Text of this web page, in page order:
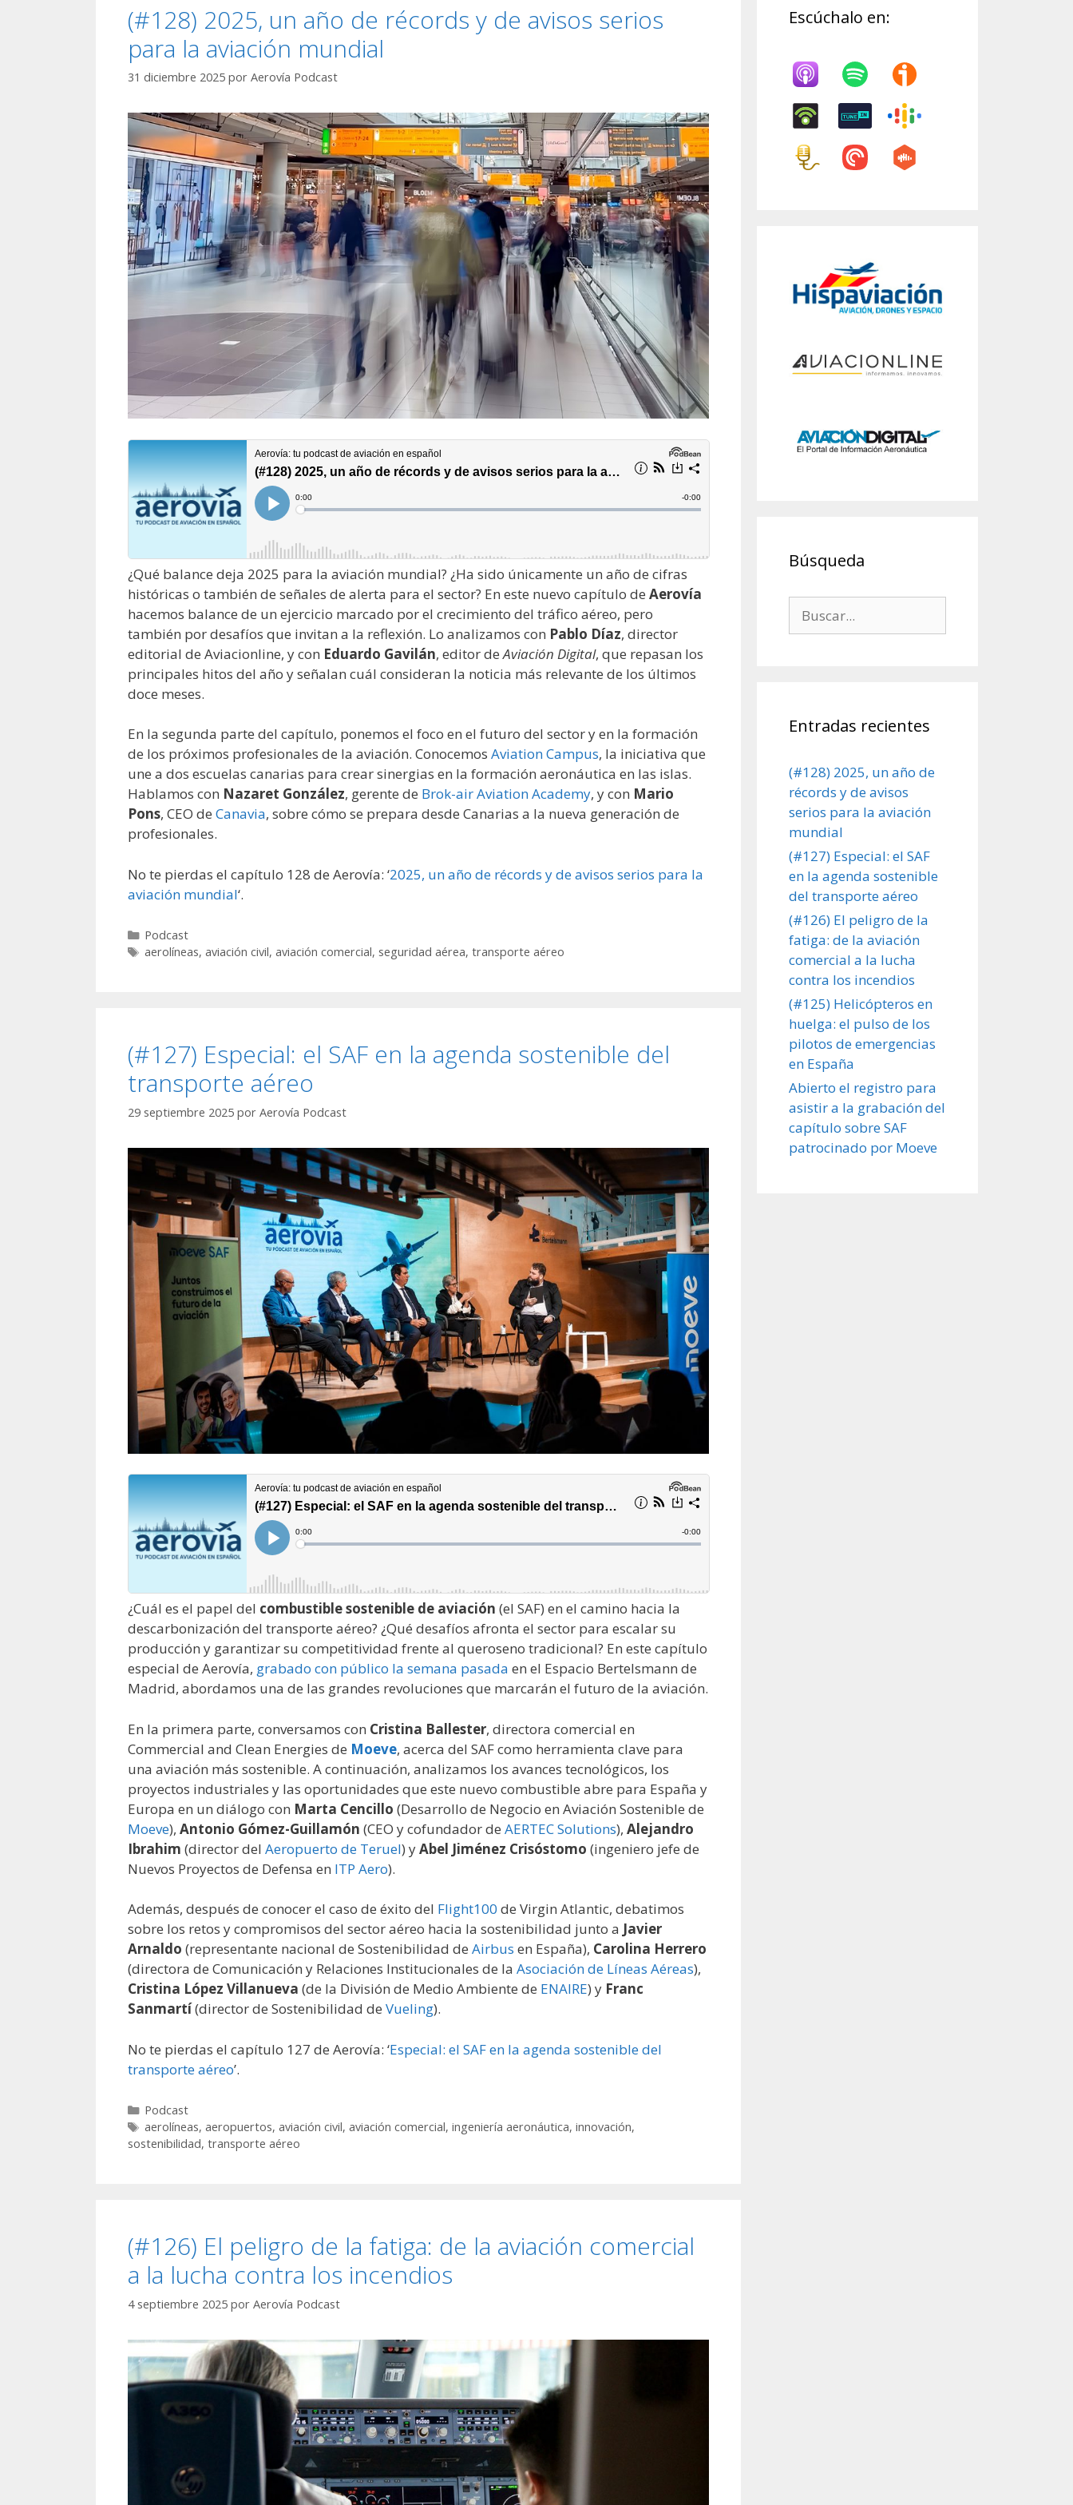
(#128) 2025, un año de récords y de avisos serios
para la aviación mundial
31 diciembre 2025 por Aerovía Podcast
¿Qué balance deja 2025 para la aviación mundial? ¿Ha sido únicamente un año de cifras
históricas o también de señales de alerta para el sector? En este nuevo capítulo de Aerovía
hacemos balance de un ejercicio marcado por el crecimiento del tráfico aéreo, pero
también por desafíos que invitan a la reflexión. Lo analizamos con Pablo Díaz, director
editorial de Aviacionline, y con Eduardo Gavilán, editor deAviación Digital, que repasan los
principales hitos del año y señalan cuál consideran la noticia más relevante de los últimos
doce meses.
En la segunda parte del capítulo, ponemos el foco en el futuro del sector y en la formación
de los próximos profesionales de la aviación. Conocemos Aviation Campus, la iniciativa que
une a dos escuelas canarias para crear sinergias en la formación aeronáutica en las islas.
Hablamos con Nazaret González, gerente de Brok-air Aviation Academy, y con Mario
Pons, CEO de Canavia, sobre cómo se prepara desde Canarias a la nueva generación de
profesionales.
No te pierdas el capítulo 128 de Aerovía: ‘2025, un año de récords y de avisos serios para la
aviación mundial‘.
Categorías
Podcast
Etiquetas
aerolíneas,aviación civil,aviación comercial, seguridad aérea,transporte aéreo
(#127) Especial: el SAF en la agenda sostenible del
transporte aéreo
29 septiembre 2025 por Aerovía Podcast
¿Cuál es el papel del combustible sostenible de aviación (el SAF) en el camino hacia la
descarbonización del transporte aéreo? ¿Qué desafíos afronta el sector para escalar su
producción y garantizar su competitividad frente al queroseno tradicional? En este capítulo
especial de Aerovía, grabado con público la semana pasada en el Espacio Bertelsmann de
Madrid, abordamos una de las grandes revoluciones que marcarán el futuro de la aviación.
En la primera parte, conversamos con Cristina Ballester, directora comercial en
Commercial and Clean Energies de Moeve, acerca del SAF como herramienta clave para
una aviación más sostenible. A continuación, analizamos los avances tecnológicos, los
proyectos industriales y las oportunidades que este nuevo combustible abre para España y
Europa en un diálogo con Marta Cencillo (Desarrollo de Negocio en Aviación Sostenible de
Moeve), Antonio Gómez-Guillamón (CEO y cofundador de AERTEC Solutions), Alejandro
Ibrahim (director del Aeropuerto de Teruel) yAbel Jiménez Crisóstomo (ingeniero jefe de
Nuevos Proyectos de Defensa en ITP Aero).
Además, después de conocer el caso de éxito del Flight100 de Virgin Atlantic, debatimos
sobre los retos y compromisos del sector aéreo hacia la sostenibilidad junto a Javier
Arnaldo (representante nacional de Sostenibilidad de Airbus en España), Carolina Herrero
(directora de Comunicación y Relaciones Institucionales de la Asociación de Líneas Aéreas),
Cristina López Villanueva (de la División de Medio Ambiente de ENAIRE) y Franc
Sanmartí(director de Sostenibilidad de Vueling).
No te pierdas el capítulo 127 de Aerovía: ‘Especial: el SAF en la agenda sostenible del
transporte aéreo’.
Categorías
Podcast
Etiquetas
aerolíneas,aeropuertos,aviación civil,aviación comercial,ingeniería aeronáutica,innovación,
sostenibilidad, transporte aéreo
(#126) El peligro de la fatiga: de la aviación comercial
a la lucha contra los incendios
4 septiembre 2025 por Aerovía Podcast
Escúchalo en:
Búsqueda
Entradas recientes
(#128) 2025, un año de
récords y de avisos
serios para la aviación
mundial
(#127) Especial: el SAF
en la agenda sostenible
del transporte aéreo
(#126) El peligro de la
fatiga: de la aviación
comercial a la lucha
contra los incendios
(#125) Helicópteros en
huelga: el pulso de los
pilotos de emergencias
en España
Abierto el registro para
asistir a la grabación del
capítulo sobre SAF
patrocinado por Moeve